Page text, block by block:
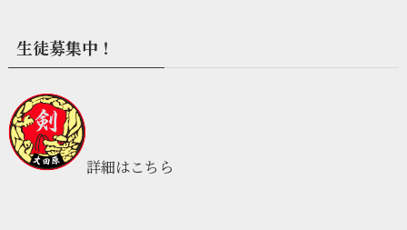
生徒募集中！
詳細はこちら